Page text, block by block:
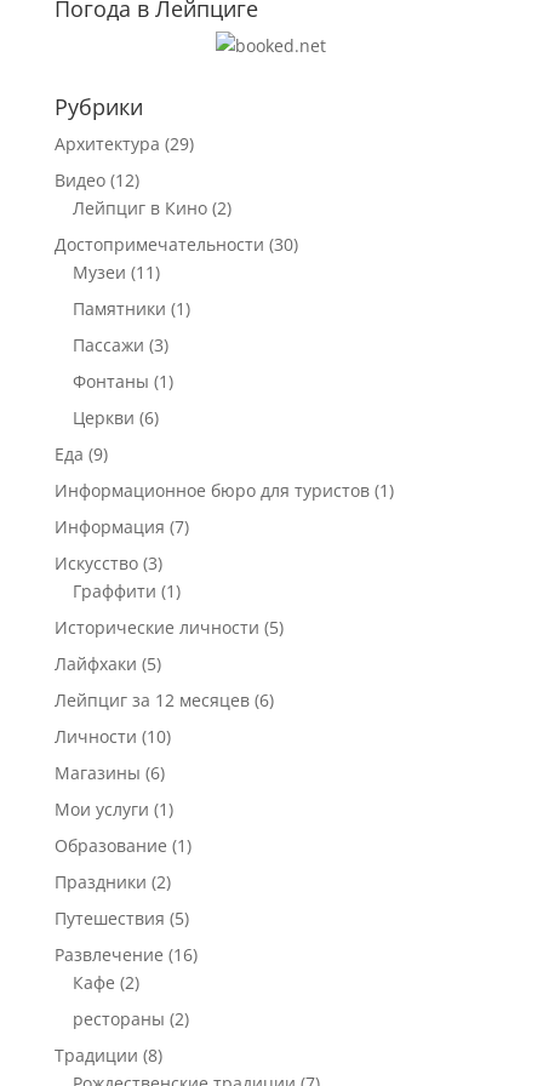
Погода в Лейпциге
Рубрики
Архитектура (29)
Видео(12)
Лейпциг в Кино(2)
Достопримечательности (30)
Музеи (11)
Памятники (1)
Пассажи (3)
Фонтаны (1)
Церкви (6)
Еда (9)
Информационное бюро для туристов(1)
Информация (7)
Искусство(3)
Граффити (1)
Исторические личности (5)
Лайфхаки (5)
Лейпциг за 12 месяцев(6)
Личности (10)
Магазины (6)
Мои услуги (1)
Образование (1)
Праздники (2)
Путешествия (5)
Развлечение (16)
Кафе (2)
рестораны (2)
Традиции (8)